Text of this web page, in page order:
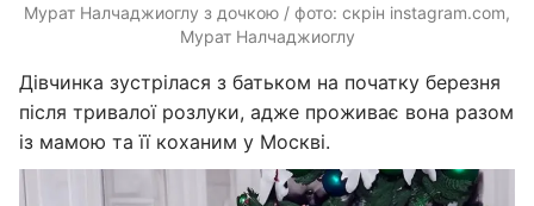
Мурат Налчаджиоглу з дочкою / фото: скрін instagram.com,
Мурат Налчаджиоглу
Дівчинка зустрілася з батьком на початку березня
після тривалої розлуки, адже проживає вона разом
із мамою та її коханим у Москві.